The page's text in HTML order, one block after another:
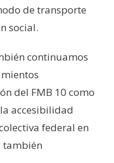
de transporte
social.
continuamos
del FMB 10 como
accesibilidad
federal en
también